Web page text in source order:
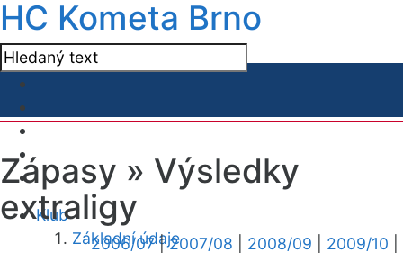
HC Kometa Brno
Klub
Základní údaje
Zápasy » Výsledky
extraligy
2006/07|2007/08 2008/09 2009/10